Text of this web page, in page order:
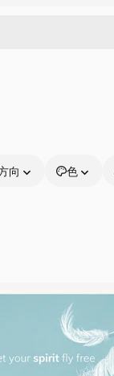
向 色
めに